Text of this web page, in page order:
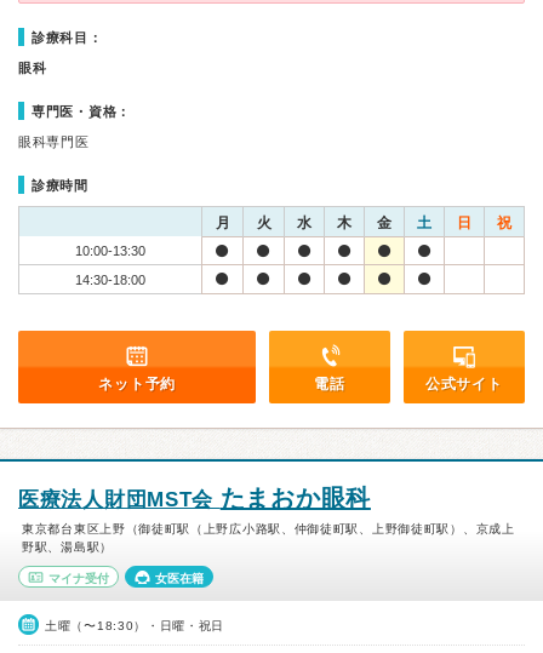
診療科目：
眼科
専門医・資格：
眼科専門医
診療時間
月 火 水 木 金 土 日 祝
10:00-13:30
14:30-18:00
ネット予約 電話 公式サイト
医療法人財団MST会 たまおか眼科
東京都台東区上野（御徒町駅（上野広小路駅、仲御徒町駅、上野御徒町駅）、京成上
野駅、湯島駅）
マイナ受付 女医在籍
土曜（〜18:30）・日曜・祝日